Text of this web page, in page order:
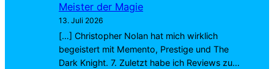
Meister der Magie
13. Juli 2026
[…] Christopher Nolan hat mich wirklich
begeistert mit Memento, Prestige und The
Dark Knight. 7. Zuletzt habe ich Reviews zu…